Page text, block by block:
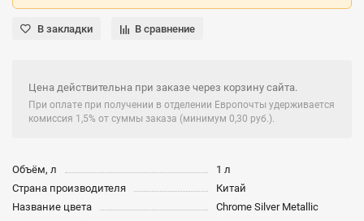
В закладки В сравнение
Цена действительна при заказе через корзину сайта.
При оплате при получении в отделении Европочты удерживается
комиссия 1,5% от суммы заказа (минимум 0,30 руб.).
Объём, л
1 л
Страна производителя
Китай
Название цвета
Chrome Silver Metallic